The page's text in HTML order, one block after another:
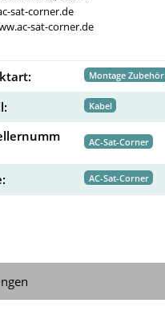
sat-corner.de
sat-corner.de
Montage Zubehör
Kabel
AC-Sat-Corner
AC-Sat-Corner